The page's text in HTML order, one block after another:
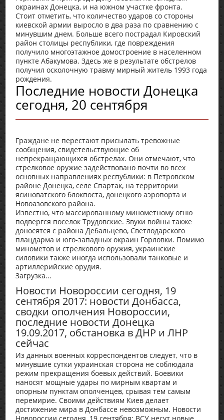
окраинах Донецка, и на южном участке фронта.
Стоит отметить, что количество ударов со стороны
киевской армии выросло в два раза по сравнению с
минувшим днем. Больше всего пострадал Кировский
район столицы республики, где повреждения
получило многоэтажное домостроение в населенном
пункте Абакумова. Здесь же в результате обстрелов
получил осколочную травму мирный житель 1993 года
рождения.
Последние новости Донецка
сегодня, 20 сентября
Граждане не перестают присылать тревожные
сообщения, свидетельствующие об
непрекращающихся обстрелах. Они отмечают, что
стрелковое оружие задействовано почти во всех
основных направлениях республики: в Петровском
районе Донецка, селе Спартак, на территории
ясиноватского блокпоста, донецкого аэропорта и
Новоазовского района.
Известно, что массированному минометному огню
подвергся поселок Трудовские. Звуки войны также
доносятся с района Дебальцево, Светлодарского
плацдарма и юго-западных окраин Горловки. Помимо
минометов и стрелкового оружия, украинские
силовики также иногда использовали танковые и
артиллерийские орудия.
Загрузка...
Новости Новороссии сегодня, 19
сентября 2017: новости Донбасса,
сводки ополчения Новороссии,
последние новости Донецка
19.09.2017, обстановка в ДНР и ЛНР
сейчас
Из данных военных корреспондентов следует, что в
минувшие сутки украинская сторона не соблюдала
режим прекращения боевых действий. Боевики
наносят мощные удары по мирным квартам и
опорным пунктам ополченцев, срывая тем самым
перемирие. Своими действиям Киев делает
достижение мира в Донбассе невозможным. Новости